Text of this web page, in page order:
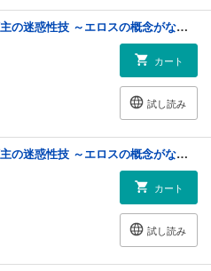
【単話版】転生領主の迷惑性技 ～エロスの概念がない世界で現代の知識を使ってみたら～（フルカラー） 第14話 淫紋
カート
試し読み
【単話版】転生領主の迷惑性技 ～エロスの概念がない世界で現代の知識を使ってみたら～（フルカラー） 第15話 妻の仕置き
カート
試し読み